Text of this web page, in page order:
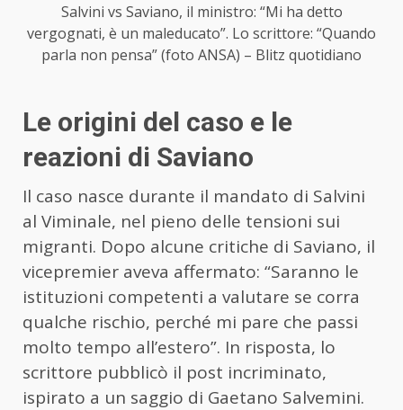
Salvini vs Saviano, il ministro: “Mi ha detto
vergognati, è un maleducato”. Lo scrittore: “Quando
parla non pensa” (foto ANSA) – Blitz quotidiano
Le origini del caso e le
reazioni di Saviano
Il caso nasce durante il mandato di Salvini
al Viminale, nel pieno delle tensioni sui
migranti. Dopo alcune critiche di Saviano, il
vicepremier aveva affermato: “Saranno le
istituzioni competenti a valutare se corra
qualche rischio, perché mi pare che passi
molto tempo all’estero”. In risposta, lo
scrittore pubblicò il post incriminato,
ispirato a un saggio di Gaetano Salvemini.